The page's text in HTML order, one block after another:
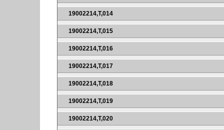
19002214,T,014
19002214,T,015
19002214,T,016
19002214,T,017
19002214,T,018
19002214,T,019
19002214,T,020